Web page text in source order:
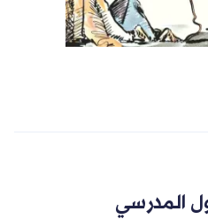
المدرسي